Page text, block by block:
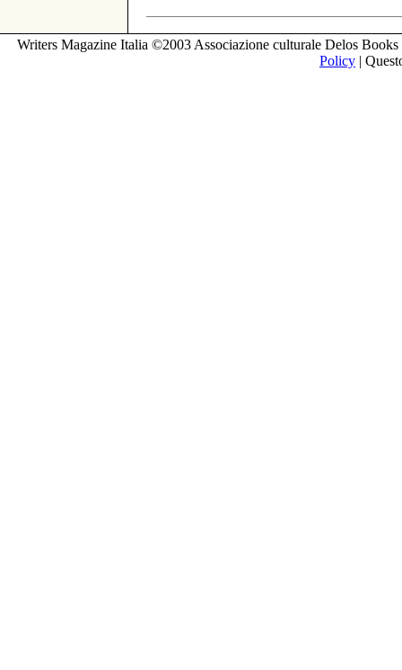
Writers Magazine Italia ©2003 Associazione culturale Delos
Policy |